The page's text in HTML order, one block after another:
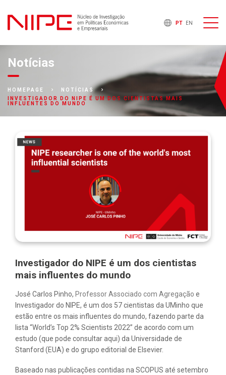
PT EN
Notícias
HOMEPAGE
NOTÍCIAS
INVESTIGADOR DO NIPE É UM DOS CIENTISTAS MAIS
INFLUENTES DO MUNDO
Investigador do NIPE é um dos cientistas
mais influentes do mundo
José Carlos Pinho, Professor Associado com Agregação e
Investigador do NIPE, é um dos 57 cientistas da UMinho que
estão entre os mais influentes do mundo, fazendo parte da
lista “World’s Top 2% Scientists 2022” de acordo com um
estudo (que pode consultaraqui) da Universidade de
Stanford (EUA) e do grupo editorial de Elsevier.
Baseado nas publicações contidas na SCOPUS até setembro